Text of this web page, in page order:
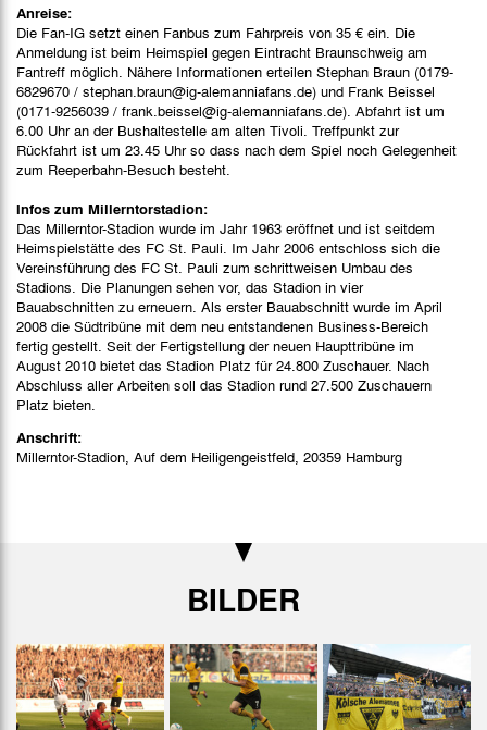
Anreise:
Die Fan-IG setzt einen Fanbus zum Fahrpreis von 35 € ein. Die
Anmeldung ist beim Heimspiel gegen Eintracht Braunschweig am
Fantreff möglich. Nähere Informationen erteilen Stephan Braun (0179-
6829670 / stephan.braun@ig-alemanniafans.de) und Frank Beissel
(0171-9256039 / frank.beissel@ig-alemanniafans.de). Abfahrt ist um
6.00 Uhr an der Bushaltestelle am alten Tivoli. Treffpunkt zur
Rückfahrt ist um 23.45 Uhr so dass nach dem Spiel noch Gelegenheit
zum Reeperbahn-Besuch besteht.
Infos zum Millerntorstadion:
Das Millerntor-Stadion wurde im Jahr 1963 eröffnet und ist seitdem
Heimspielstätte des FC St. Pauli. Im Jahr 2006 entschloss sich die
Vereinsführung des FC St. Pauli zum schrittweisen Umbau des
Stadions. Die Planungen sehen vor, das Stadion in vier
Bauabschnitten zu erneuern. Als erster Bauabschnitt wurde im April
2008 die Südtribüne mit dem neu entstandenen Business-Bereich
fertig gestellt. Seit der Fertigstellung der neuen Haupttribüne im
August 2010 bietet das Stadion Platz für 24.800 Zuschauer. Nach
Abschluss aller Arbeiten soll das Stadion rund 27.500 Zuschauern
Platz bieten.
Anschrift:
Millerntor-Stadion, Auf dem Heiligengeistfeld, 20359 Hamburg
BILDER